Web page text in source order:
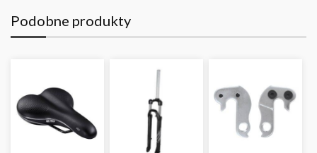
Podobne produkty